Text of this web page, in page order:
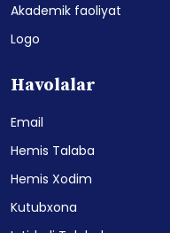
Akademik faoliyat
Logo
Havolalar
Email
Hemis Talaba
Hemis Xodim
Kutubxona